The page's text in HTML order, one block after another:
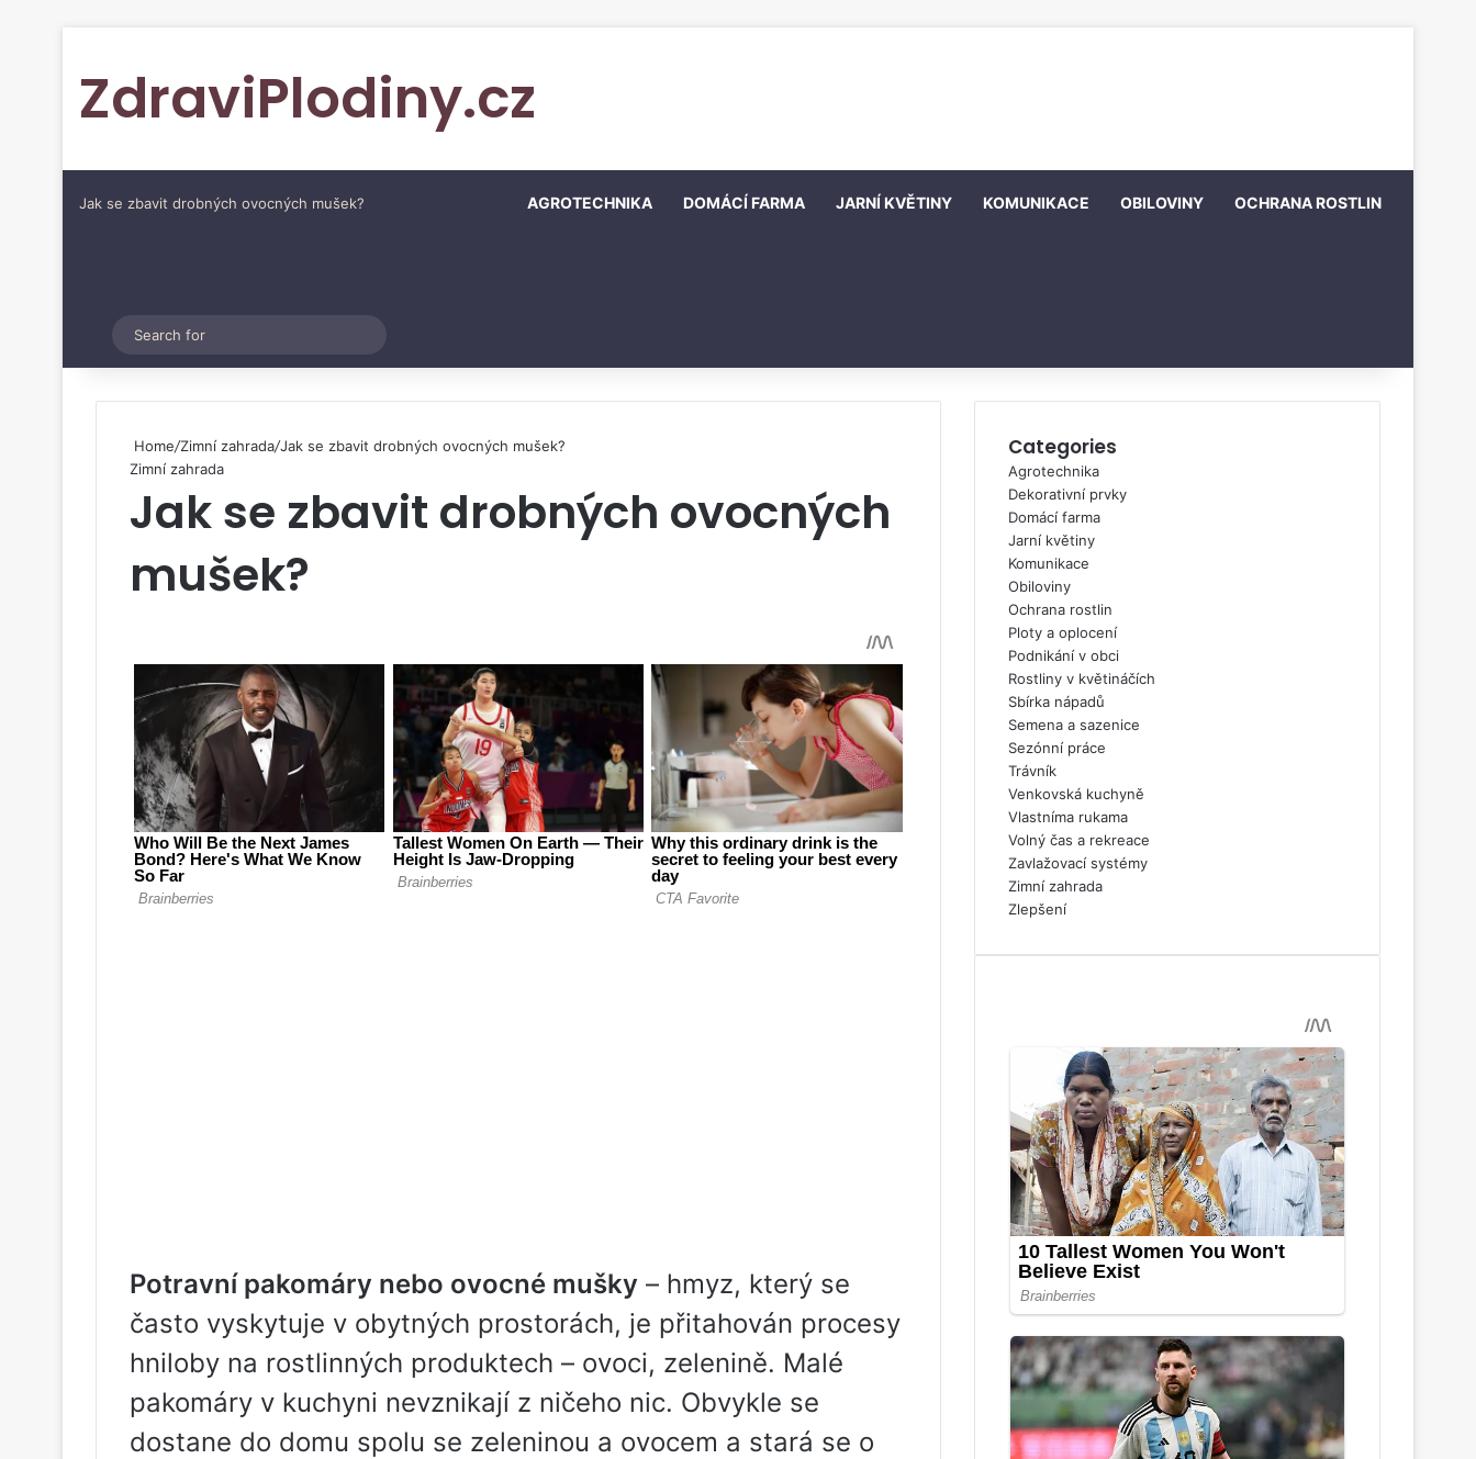
ZdraviPlodiny.cz
Jak se zbavit drobných ovocných mušek? AGROTECHNIKA DOMÁCÍ FARMA JARNÍ KVĚTINY KOMUNIKACE OBILOVINY OCHRANA ROSTLIN
Switch skin
for
Home/Zimní zahrada/Jak se zbavit drobných ovocných mušek?
Zimní zahrada
Jak se zbavit drobných ovocných
mušek?
Potravní pakomáry nebo ovocné mušky – hmyz, který se
často vyskytuje v obytných prostorách, je přitahován procesy
hniloby na rostlinných produktech – ovoci, zelenině. Malé
pakomáry v kuchyni nevznikají z ničeho nic. Obvykle se
dostane do domu spolu se zeleninou a ovocem a stará se o
Categories
Agrotechnika
Dekorativní prvky
Domácí farma
Jarní květiny
Komunikace
Obiloviny
Ochrana rostlin
Ploty a oplocení
Podnikání v obci
Rostliny v květináčích
Sbírka nápadů
Semena a sazenice
Sezónní práce
Trávník
Venkovská kuchyně
Vlastníma rukama
Volný čas a rekreace
Zavlažovací systémy
Zimní zahrada
Zlepšení